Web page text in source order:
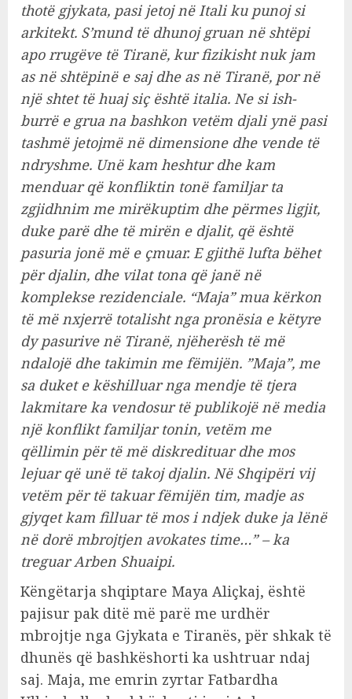
thotë gjykata, pasi jetoj në Itali ku punoj si
arkitekt. S’mund të dhunoj gruan në shtëpi
apo rrugëve të Tiranë, kur fizikisht nuk jam
as në shtëpinë e saj dhe as në Tiranë, por në
një shtet të huaj siç është italia. Ne si ish-
burrë e grua na bashkon vetëm djali ynë pasi
tashmë jetojmë në dimensione dhe vende të
ndryshme. Unë kam heshtur dhe kam
menduar që konfliktin tonë familjar ta
zgjidhnim me mirëkuptim dhe përmes ligjit,
duke parë dhe të mirën e djalit, që është
pasuria jonë më e çmuar. E gjithë lufta bëhet
për djalin, dhe vilat tona që janë në
komplekse rezidenciale. “Maja” mua kërkon
të më nxjerrë totalisht nga pronësia e këtyre
dy pasurive në Tiranë, njëherësh të më
ndalojë dhe takimin me fëmijën. ”Maja”, me
sa duket e këshilluar nga mendje të tjera
lakmitare ka vendosur të publikojë në media
një konflikt familjar tonin, vetëm me
qëllimin për të më diskredituar dhe mos
lejuar që unë të takoj djalin. Në Shqipëri vij
vetëm për të takuar fëmijën tim, madje as
gjyqet kam filluar të mos i ndjek duke ja lënë
në dorë mbrojtjen avokates time…” – ka
treguar Arben Shuaipi.
Këngëtarja shqiptare Maya Aliçkaj, është
pajisur pak ditë më parë me urdhër
mbrojtje nga Gjykata e Tiranës, për shkak të
dhunës që bashkëshorti ka ushtruar ndaj
saj. Maja, me emrin zyrtar Fatbardha